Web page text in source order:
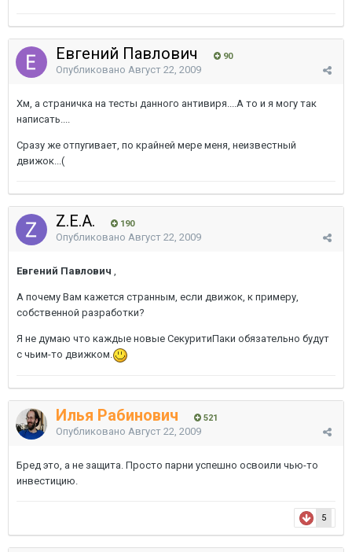
Евгений Павлович 90
Опубликовано Август 22, 2009
Хм, а страничка на тесты данного антивиря....А то и я могу так
написать....
Сразу же отпугивает, по крайней мере меня, неизвестный
движок...(
Z.E.A. 190
Опубликовано Август 22, 2009
Евгений Павлович ,
А почему Вам кажется странным, если движок, к примеру,
собственной разработки?
Я не думаю что каждые новые СекуритиПаки обязательно будут
с чьим-то движком.
Илья Рабинович 521
Опубликовано Август 22, 2009
Бред это, а не защита. Просто парни успешно освоили чью-то
инвестицию.
5